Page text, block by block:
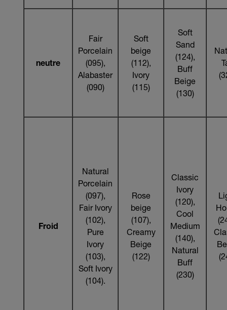
neutre
Fair
Porcelain
(095),
Alabaster
(090)
Soft
beige
(112),
Ivory
(115)
Soft
Sand
(124),
Buff
Beige
(130)
Froid
Natural
Porcelain
(097),
Fair Ivory
(102),
Pure
Ivory
(103),
Soft Ivory
(104).
Rose
beige
(107),
Creamy
Beige
(122)
Classic
Ivory
(120),
Cool
Medium
(140),
Natural
Buff
(230)